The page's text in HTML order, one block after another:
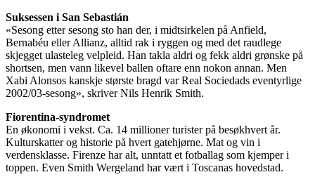
Suksessen i San Sebastián
«Sesong etter sesong sto han der, i midtsirkelen på Anfield,
Bernabéu eller Allianz, alltid rak i ryggen og med det raudlege
skjegget ulasteleg velpleid. Han takla aldri og fekk aldri grønske på
shortsen, men vann likevel ballen oftare enn nokon annan. Men
Xabi Alonsos kanskje største bragd var Real Sociedads eventyrlige
2002/03-sesong», skriver Nils Henrik Smith.
Fiorentina-syndromet
En økonomi i vekst. Ca. 14 millioner turister på besøkhvert år.
Kulturskatter og historie på hvert gatehjørne. Mat og vin i
verdensklasse. Firenze har alt, unntatt et fotballag som kjemper i
toppen. Even Smith Wergeland har vært i Toscanas hovedstad.